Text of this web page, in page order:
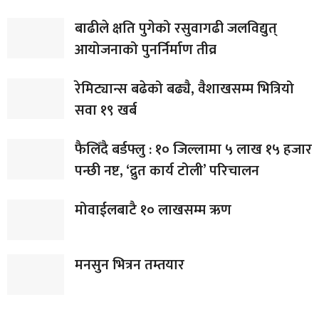
बाढीले क्षति पुगेको रसुवागढी जलविद्युत्
आयोजनाको पुनर्निर्माण तीव्र
रेमिट्यान्स बढेको बढ्यै, वैशाखसम्म भित्रियो
सवा १९ खर्ब
फैलिँदै बर्डफ्लु : १० जिल्लामा ५ लाख १५ हजार
पन्छी नष्ट, ‘द्रुत कार्य टोली’ परिचालन
मोवाईलबाटै १० लाखसम्म ऋण
मनसुन भित्रन तम्तयार